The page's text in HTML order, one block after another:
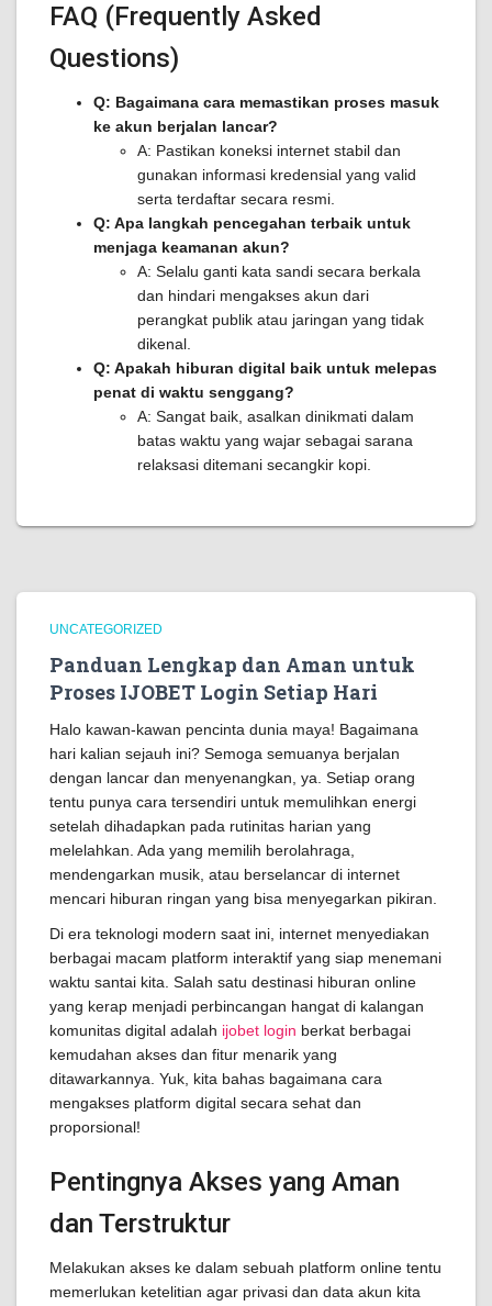
FAQ (Frequently Asked
Questions)
Q: Bagaimana cara memastikan proses masuk
ke akun berjalan lancar?
A: Pastikan koneksi internet stabil dan
gunakan informasi kredensial yang valid
serta terdaftar secara resmi.
Q: Apa langkah pencegahan terbaik untuk
menjaga keamanan akun?
A: Selalu ganti kata sandi secara berkala
dan hindari mengakses akun dari
perangkat publik atau jaringan yang tidak
dikenal.
Q: Apakah hiburan digital baik untuk melepas
penat di waktu senggang?
A: Sangat baik, asalkan dinikmati dalam
batas waktu yang wajar sebagai sarana
relaksasi ditemani secangkir kopi.
UNCATEGORIZED
Panduan Lengkap dan Aman untuk
Proses IJOBET Login Setiap Hari
Halo kawan-kawan pencinta dunia maya! Bagaimana
hari kalian sejauh ini? Semoga semuanya berjalan
dengan lancar dan menyenangkan, ya. Setiap orang
tentu punya cara tersendiri untuk memulihkan energi
setelah dihadapkan pada rutinitas harian yang
melelahkan. Ada yang memilih berolahraga,
mendengarkan musik, atau berselancar di internet
mencari hiburan ringan yang bisa menyegarkan pikiran.
Di era teknologi modern saat ini, internet menyediakan
berbagai macam platform interaktif yang siap menemani
waktu santai kita. Salah satu destinasi hiburan online
yang kerap menjadi perbincangan hangat di kalangan
komunitas digital adalah ijobet login berkat berbagai
kemudahan akses dan fitur menarik yang
ditawarkannya. Yuk, kita bahas bagaimana cara
mengakses platform digital secara sehat dan
proporsional!
Pentingnya Akses yang Aman
dan Terstruktur
Melakukan akses ke dalam sebuah platform online tentu
memerlukan ketelitian agar privasi dan data akun kita